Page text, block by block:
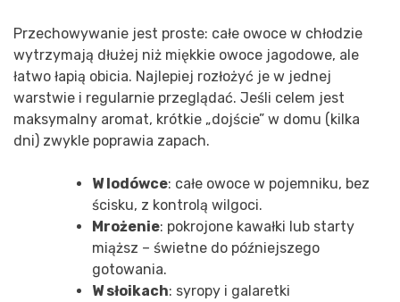
Przechowywanie jest proste: całe owoce w chłodzie
wytrzymają dłużej niż miękkie owoce jagodowe, ale
łatwo łapią obicia. Najlepiej rozłożyć je w jednej
warstwie i regularnie przeglądać. Jeśli celem jest
maksymalny aromat, krótkie „dojście” w domu (kilka
dni) zwykle poprawia zapach.
W lodówce: całe owoce w pojemniku, bez
ścisku, z kontrolą wilgoci.
Mrożenie: pokrojone kawałki lub starty
miąższ – świetne do późniejszego
gotowania.
W słoikach: syropy i galaretki